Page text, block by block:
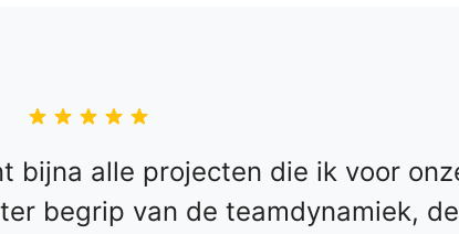
bijna alle projecten die ik voor
begrip van de teamdynamiek,